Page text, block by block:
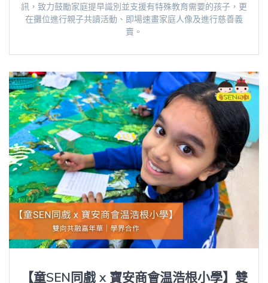
訊，致力鼓勵家庭提早識別並支援有特殊教育需要的孩子，更
在攤位進行親子共讀活動、即場速畫家庭人像及進行慈善義
賣。
【童SEN同戲 x 寶安商會温浩根小學】雙